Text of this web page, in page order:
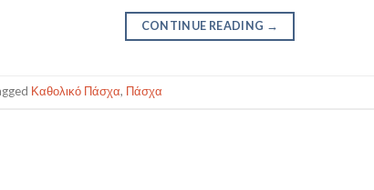
CONTINUE READING →
Καθολικό Πάσχα, Πάσχα